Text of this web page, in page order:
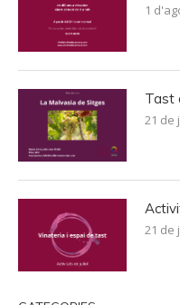
1
Tast
21 de
21 de